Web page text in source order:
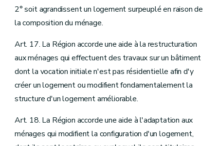
2° soit agrandissent un logement surpeuplé en raison de
la composition du ménage.
Art. 17. La Région accorde une aide à la restructuration
aux ménages qui effectuent des travaux sur un bâtiment
dont la vocation initiale n'est pas résidentielle afin d'y
créer un logement ou modifient fondamentalement la
structure d'un logement améliorable.
Art. 18. La Région accorde une aide à l'adaptation aux
ménages qui modifient la configuration d'un logement,